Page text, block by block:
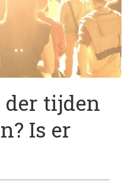
der tijden
Is er